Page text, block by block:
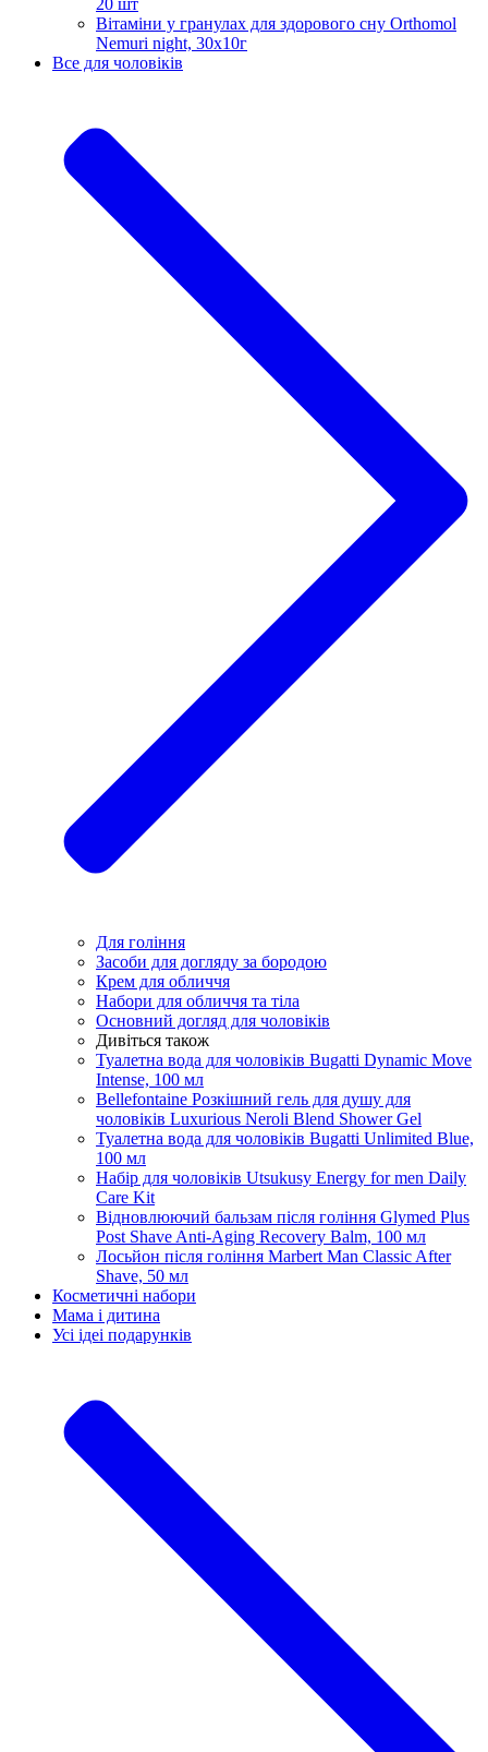
Вітаміни у гранулах для здорового сну Orthomol
Nemuri night, 30х10г
Все для чоловіків
Для гоління
Засоби для догляду за бородою
Крем для обличчя
Набори для обличчя та тіла
Основний догляд для чоловіків
Дивіться також
Туалетна вода для чоловіків Bugatti Dynamic Move
Intense, 100 мл
Bellefontaine Розкішний гель для душу для
чоловіків Luxurious Neroli Blend Shower Gel
Туалетна вода для чоловіків Bugatti Unlimited Blue,
100 мл
Набір для чоловіків Utsukusy Energy for men Daily
Care Kit
Відновлюючий бальзам після гоління Glymed Plus
Post Shave Anti-Aging Recovery Balm, 100 мл
Лосьйон після гоління Marbert Man Classic After
Shave, 50 мл
Косметичні набори
Мама і дитина
Усi iдеi подарункiв